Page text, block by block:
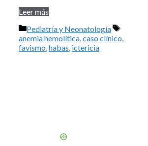
Leer más
Categorías
Pediatría y Neonatología
Etiquetas
anemia hemolítica,caso clínico,
favismo,habas, ictericia